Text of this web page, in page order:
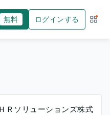
無料 ログインする サー
Ｒソリューションズ株式